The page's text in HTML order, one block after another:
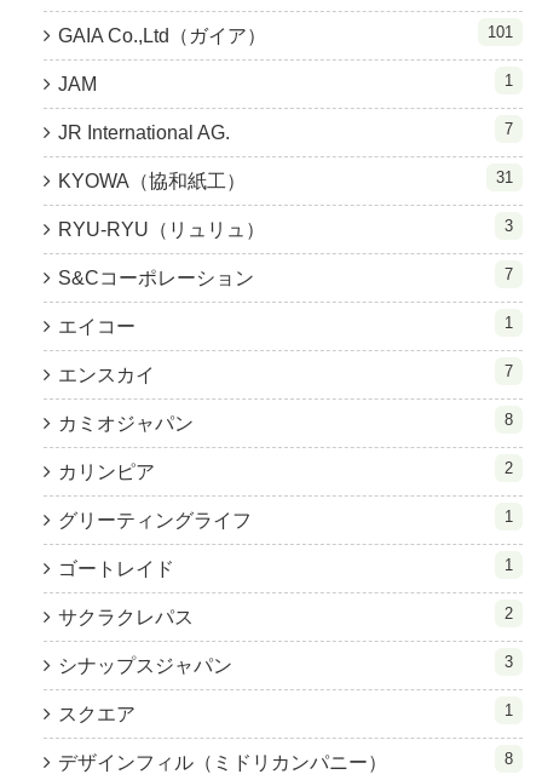
GAIA Co.,Ltd（ガイア） 101
JAM 1
JR International AG. 7
KYOWA（協和紙工） 31
RYU-RYU（リュリュ） 3
S&Cコーポレーション 7
エイコー 1
エンスカイ 7
カミオジャパン 8
カリンピア 2
グリーティングライフ 1
ゴートレイド 1
サクラクレパス 2
シナップスジャパン 3
スクエア 1
デザインフィル（ミドリカンパニー） 8